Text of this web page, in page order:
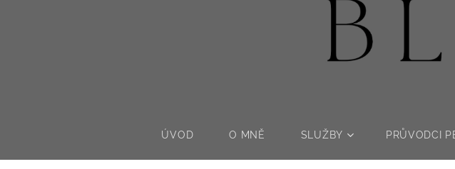
ÚVOD O MNĚ SLUŽBY PRŮVODCI